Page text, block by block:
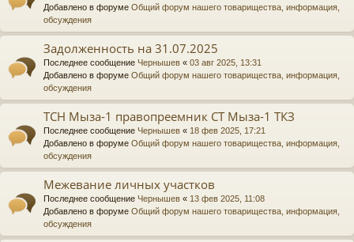
Добавлено в форуме Общий форум нашего товарищества, информация,
обсуждения
Задолженность на 31.07.2025
Последнее сообщение Чернышев « 03 авг 2025, 13:31
Добавлено в форуме Общий форум нашего товарищества, информация,
обсуждения
ТСН Мыза-1 правопреемник СТ Мыза-1 ТКЗ
Последнее сообщение Чернышев « 18 фев 2025, 17:21
Добавлено в форуме Общий форум нашего товарищества, информация,
обсуждения
Межевание личных участков
Последнее сообщение Чернышев « 13 фев 2025, 11:08
Добавлено в форуме Общий форум нашего товарищества, информация,
обсуждения